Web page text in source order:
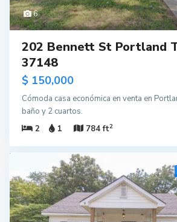
6
202 Bennett St Portland
37148
$ 150,000
Cómoda casa económica en venta en
baño y 2 cuartos.
2
1 784 ft2